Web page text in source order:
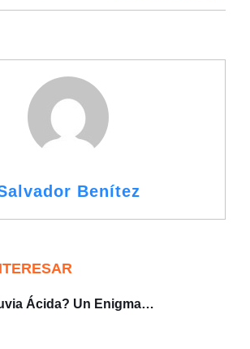
Benítez
Ácida? Un Enigma…